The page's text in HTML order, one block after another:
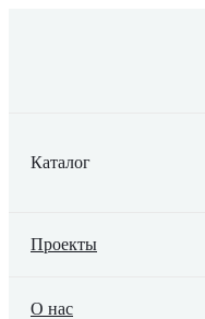
Каталог
Проекты
О нас